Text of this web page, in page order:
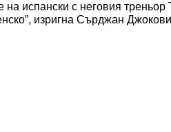
на испански с неговия треньор
изригна Сърджан